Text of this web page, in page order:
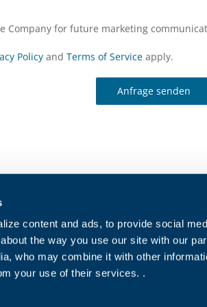
content and ads, to provide social
the way you use our site with our
who may combine it with other
your use of their services. .
Company for future marketing
Policy and Terms of Service apply.
Anfrage senden
Arbeiten Sie mit uns
Für indirekte Lieferanten